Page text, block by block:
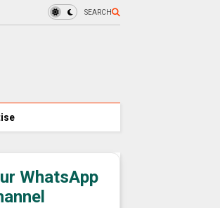
SEARCH
WhatsApp